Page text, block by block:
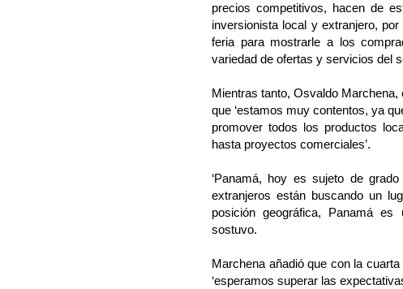
precios competitivos, hacen de
inversionista local y extranjero,
feria para mostrarle a los
variedad de ofertas y servicios del
Mientras tanto, Osvaldo
que ‘estamos muy contentos, ya
promover todos los productos
hasta proyectos comerciales’.
‘Panamá, hoy es sujeto de
extranjeros están buscando un
posición geográfica, Panamá es
sostuvo.
Marchena añadió que con la
‘esperamos superar las